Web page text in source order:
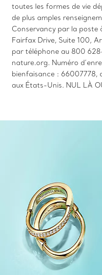
toutes les formes de vie
de plus amples
Conservancy par la poste
Fairfax Drive, Suite 100,
par téléphone au 800
nature.org. Numéro
bienfaisance : 66007778,
aux États-Unis. NUL LÀ